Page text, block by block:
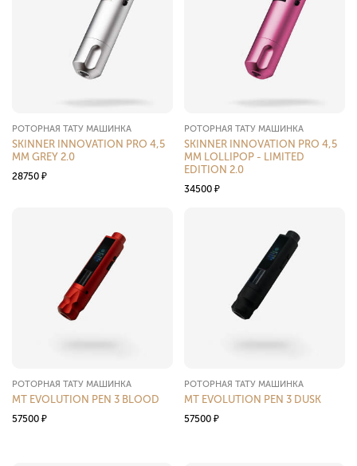
РОТОРНАЯ ТАТУ МАШИНКА
SKINNER INNOVATION PRO 4,5
MM GREY 2.0
28750 ₽
РОТОРНАЯ ТАТУ МАШИНКА
SKINNER INNOVATION PRO 4,5
MM LOLLIPOP - LIMITED
EDITION 2.0
34500 ₽
РОТОРНАЯ ТАТУ МАШИНКА
MT EVOLUTION PEN 3 BLOOD
57500 ₽
РОТОРНАЯ ТАТУ МАШИНКА
MT EVOLUTION PEN 3 DUSK
57500 ₽